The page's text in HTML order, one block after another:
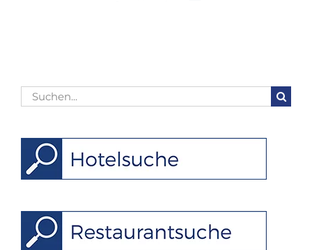
Suche
nach: